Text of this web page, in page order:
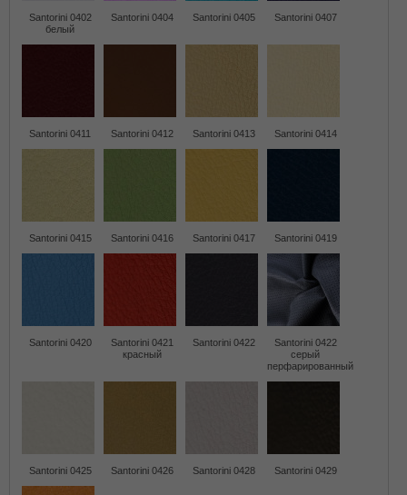
Santorini 0402
белый
Santorini 0404 Santorini 0405 Santorini 0407
Santorini 0411 Santorini 0412 Santorini 0413 Santorini 0414
Santorini 0415 Santorini 0416 Santorini 0417 Santorini 0419
Santorini 0420
Santorini 0421
красный
Santorini 0422
Santorini 0422
серый
перфарированный
Santorini 0425 Santorini 0426 Santorini 0428 Santorini 0429